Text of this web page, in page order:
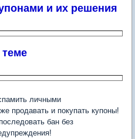
и их решения
личными
продавать и покупать купоны!
бан без